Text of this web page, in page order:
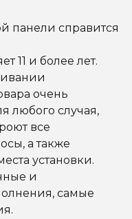
панели справится
11 и более лет.
очень
любого случая,
все
а также
установки.
и
самые